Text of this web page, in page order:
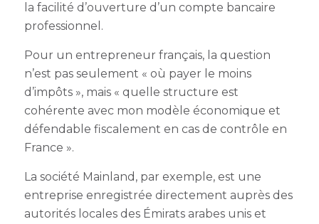
la facilité d’ouverture d’un compte bancaire
professionnel.
Pour un entrepreneur français, la question
n’est pas seulement « où payer le moins
d’impôts », mais « quelle structure est
cohérente avec mon modèle économique et
défendable fiscalement en cas de contrôle en
France ».
La société Mainland, par exemple, est une
entreprise enregistrée directement auprès des
autorités locales des Émirats arabes unis et